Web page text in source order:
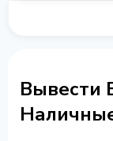
Вывести